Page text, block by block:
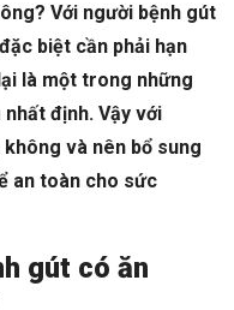
Với người bệnh gút
biệt cần phải hạn
là một trong những
định. Vậy với
và nên bổ sung
an toàn cho sức
gút có ăn